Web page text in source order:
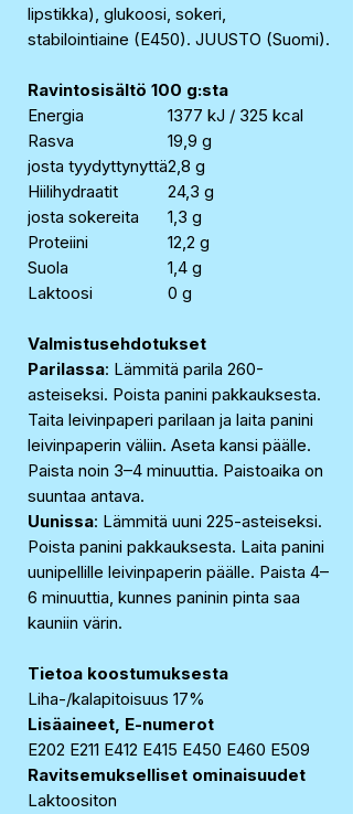
lipstikka), glukoosi, sokeri,
stabilointiaine (E450). JUUSTO (Suomi).
Ravintosisältö 100 g:sta
Energia
1377 kJ / 325 kcal
Rasva
19,9 g
josta tyydyttynyttä2,8 g
Hiilihydraatit
24,3 g
josta sokereita
1,3 g
Proteiini
12,2 g
Suola
1,4 g
Laktoosi
0 g
Valmistusehdotukset
Parilassa: Lämmitä parila 260-
asteiseksi. Poista panini pakkauksesta.
Taita leivinpaperi parilaan ja laita panini
leivinpaperin väliin. Aseta kansi päälle.
Paista noin 3–4 minuuttia. Paistoaika on
suuntaa antava.
Uunissa: Lämmitä uuni 225-asteiseksi.
Poista panini pakkauksesta. Laita panini
uunipellille leivinpaperin päälle. Paista 4–
6 minuuttia, kunnes paninin pinta saa
kauniin värin.
Tietoa koostumuksesta
Liha-/kalapitoisuus 17%
Lisäaineet, E-numerot
E202 E211 E412 E415 E450 E460 E509
Ravitsemukselliset ominaisuudet
Laktoositon